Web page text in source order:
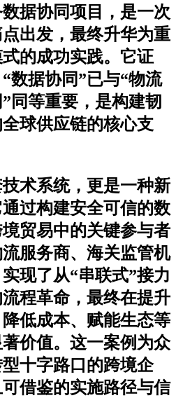
据协同项目，是一次
出发，最终升华为重
的成功实践。它证
“数据协同”已与“物流
同等重要，是构建韧
球供应链的核心支
术系统，更是一种新
过构建安全可信的数
贸易中的关键参与者
服务商、海关监管机
现了从“串联式”接力
程革命，最终在提升
低成本、赋能生态等
价值。这一案例为众
十字路口的跨境企
借鉴的实施路径与信